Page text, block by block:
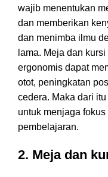
wajib menentukan
dan memberikan
dan menimba ilmu
lama. Meja dan
ergonomis dapat
otot, peningkatan
cedera. Maka dari
untuk menjaga
pembelajaran.
2. Meja dan